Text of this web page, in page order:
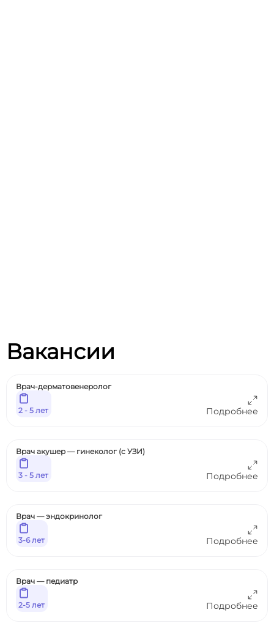
Вакансии
Врач-дерматовенеролог
Подробнее
2 - 5 лет
Врач акушер — гинеколог (с УЗИ)
Подробнее
3 - 5 лет
Врач — эндокринолог
Подробнее
3-6 лет
Врач — педиатр
Подробнее
2-5 лет